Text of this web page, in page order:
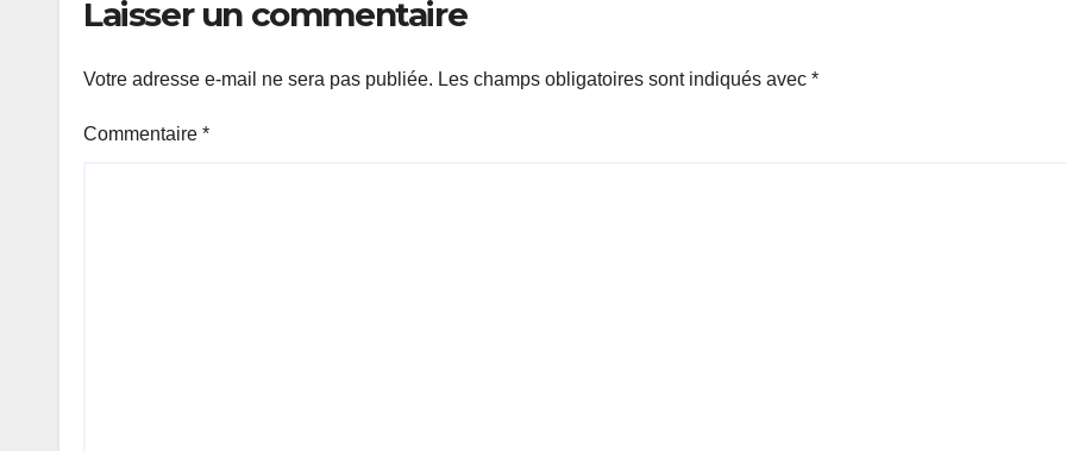
Laisser un commentaire
Votre adresse e-mail ne sera pas publiée. Les champs obligatoires sont indiqués avec *
Commentaire *